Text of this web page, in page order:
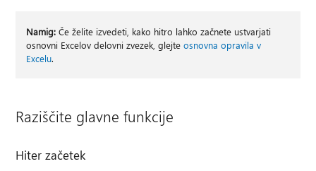
Namig: Če želite izvedeti, kako hitro lahko začnete ustvarjati
osnovni Excelov delovni zvezek, glejte osnovna opravila v
Excelu.
Raziščite glavne funkcije
Hiter začetek